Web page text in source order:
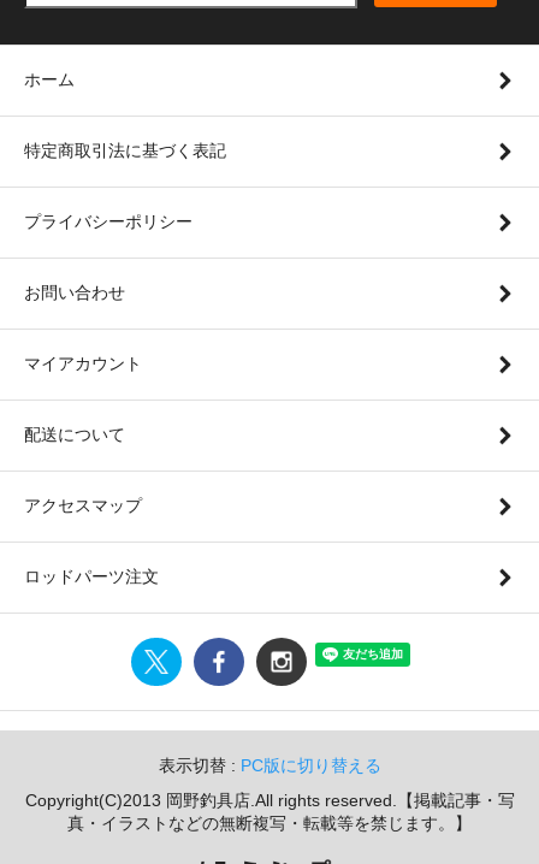
ホーム
特定商取引法に基づく表記
プライバシーポリシー
お問い合わせ
マイアカウント
配送について
アクセスマップ
ロッドパーツ注文
表示切替 : PC版に切り替える
Copyright(C)2013 岡野釣具店.All rights reserved.【掲載記事・写
真・イラストなどの無断複写・転載等を禁じます。】